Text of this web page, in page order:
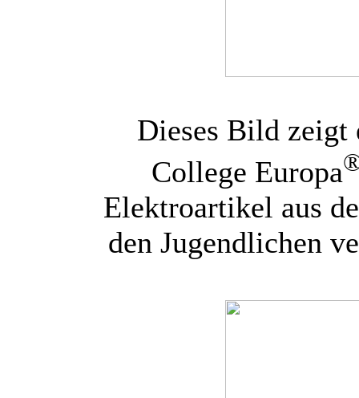
Dieses Bild zeigt
College Europa
Elektroartikel aus
den Jugendlichen